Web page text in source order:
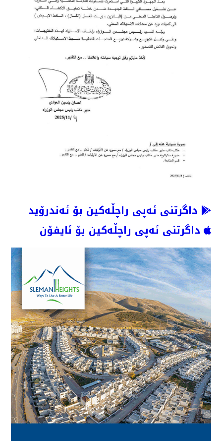
داگرتنی ئەپی راچڵەکین بۆ ئەندرۆید
داگرتنی ئەپی راچڵەکین بۆ ئایفۆن